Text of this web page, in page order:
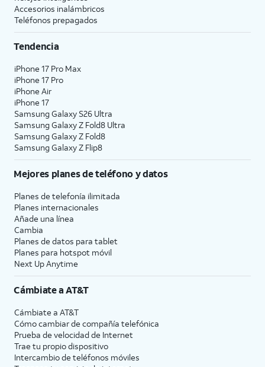
Accesorios inalámbricos
Teléfonos prepagados
Tendencia
iPhone 17 Pro Max
iPhone 17 Pro
iPhone Air
iPhone 17
Samsung Galaxy S26 Ultra
Samsung Galaxy Z Fold8 Ultra
Samsung Galaxy Z Fold8
Samsung Galaxy Z Flip8
Mejores planes de teléfono y datos
Planes de telefonía ilimitada
Planes internacionales
Añade una línea
Cambia
Planes de datos para tablet
Planes para hotspot móvil
Next Up Anytime
Cámbiate aAT&T
Cámbiate a AT&T
Cómo cambiar de compañía telefónica
Prueba de velocidad de Internet
Trae tu propio dispositivo
Intercambio de teléfonos móviles